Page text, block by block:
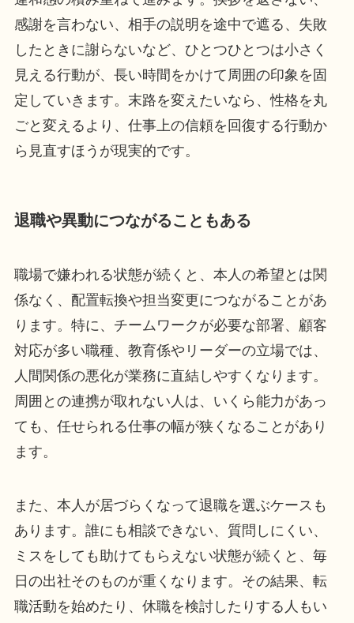
感謝を言わない、相手の説明を途中で遮る、失敗
したときに謝らないなど、ひとつひとつは小さく
見える行動が、長い時間をかけて周囲の印象を固
定していきます。末路を変えたいなら、性格を丸
ごと変えるより、仕事上の信頼を回復する行動か
ら見直すほうが現実的です。
退職や異動につながることもある
職場で嫌われる状態が続くと、本人の希望とは関
係なく、配置転換や担当変更につながることがあ
ります。特に、チームワークが必要な部署、顧客
対応が多い職種、教育係やリーダーの立場では、
人間関係の悪化が業務に直結しやすくなります。
周囲との連携が取れない人は、いくら能力があっ
ても、任せられる仕事の幅が狭くなることがあり
ます。
また、本人が居づらくなって退職を選ぶケースも
あります。誰にも相談できない、質問しにくい、
ミスをしても助けてもらえない状態が続くと、毎
日の出社そのものが重くなります。その結果、転
職活動を始めたり、休職を検討したりする人もい